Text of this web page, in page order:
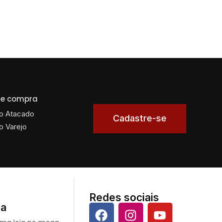
compra
Atacado
Varejo
Cadastre-se
Redes sociais